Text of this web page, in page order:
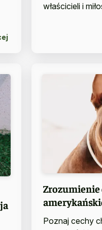
właścicieli i
Poznaj cechy